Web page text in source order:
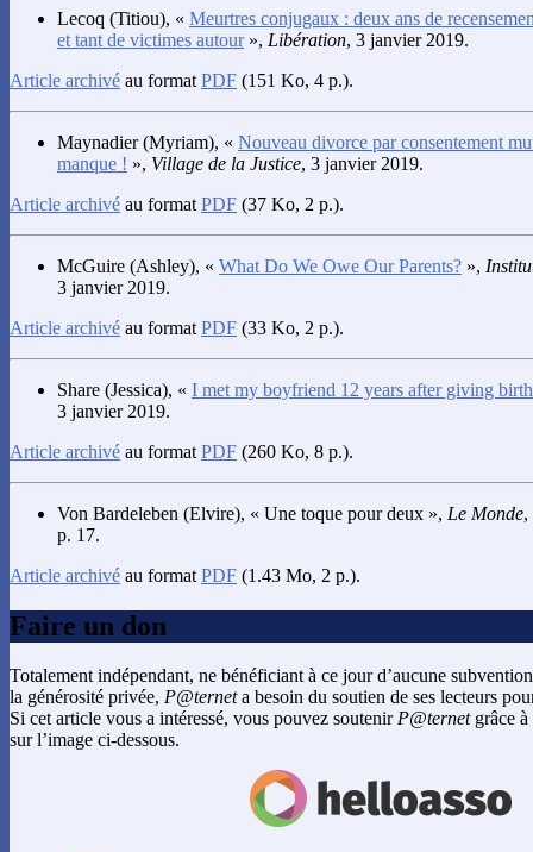
Lecoq (Titiou), « Meurtres conjugaux : deux ans de
et tant de victimes autour», Libération, 3 janvier 2019.
Article archivé au format PDF (151 Ko, 4 p.).
Maynadier(Myriam), « Nouveau divorce par consentement
manque ! », Village de la Justice, 3 janvier 2019.
Article archivé au format PDF (37 Ko, 2 p.).
McGuire (Ashley), « What Do We Owe Our Parents? »,
3 janvier 2019.
Article archivé au format PDF (33 Ko, 2 p.).
Share (Jessica), « I met my boyfriend 12 years after giving
3 janvier 2019.
Article archivé au format PDF (260 Ko, 8 p.).
Von Bardeleben (Elvire), « Une toque pour deux », Le Monde,
p. 17.
Article archivé au format PDF (1.43 Mo, 2 p.).
Faire un don
Totalement indépendant, ne bénéficiant à ce jour d’aucune
la générosité privée, P@terneta besoin du soutien de ses lecteurs
Si cet article vous a intéressé, vous pouvez soutenirP@ternetgrâce à
sur l’image ci-dessous.